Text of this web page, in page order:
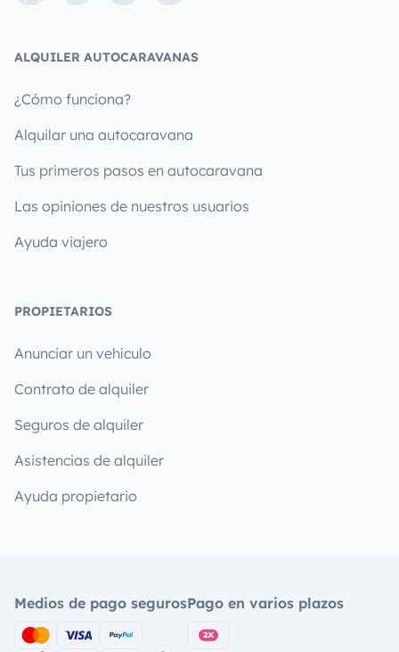
ALQUILER AUTOCARAVANAS
¿Cómo funciona?
Alquilar una autocaravana
Tus primeros pasos en autocaravana
Las opiniones de nuestros usuarios
Ayuda viajero
PROPIETARIOS
Anunciar un vehículo
Contrato de alquiler
Seguros de alquiler
Asistencias de alquiler
Ayuda propietario
Medios de pago segurosPago en varios plazos